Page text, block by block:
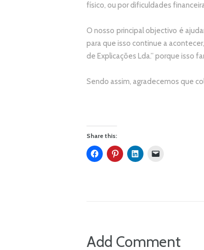
físico, ou por dificuldades
O nosso principal objectivo é
para que isso continue a
de Explicações Lda.” porque isso
Sendo assim, agradecemos que
Share this:
Add Comment